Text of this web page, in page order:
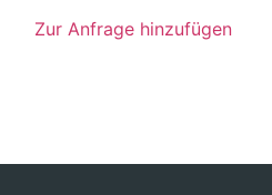
Zur Anfrage hinzufügen